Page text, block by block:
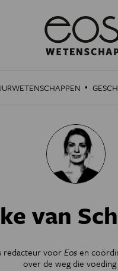
·
van
redacteur voorEosen
over de weg die voeding